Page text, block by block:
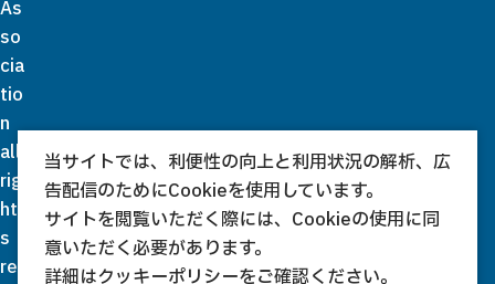
As
so
cia
tio
n
all
rig
ht
s
re
当サイトでは、利便性の向上と利用状況の解析、広
告配信のためにCookieを使用しています。
サイトを閲覧いただく際には、Cookieの使用に同
意いただく必要があります。
詳細はクッキーポリシーをご確認ください。